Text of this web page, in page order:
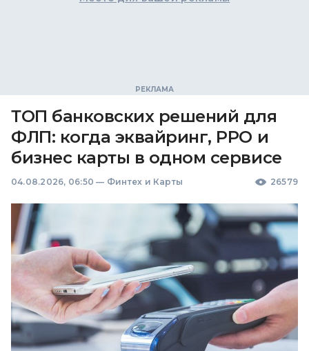
ТОП банковских решений для
ФЛП: когда эквайринг, РРО и
бизнес карты в одном сервисе
04.08.2026, 06:50 — Финтех и Карты 26579